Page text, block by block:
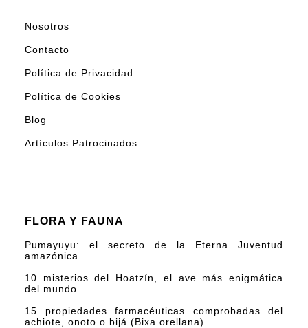
Nosotros
Contacto
Política de Privacidad
Política de Cookies
Blog
Artículos Patrocinados
FLORA Y FAUNA
Pumayuyu: el secreto de la Eterna Juventud
amazónica
10 misterios del Hoatzín, el ave más enigmática
del mundo
15 propiedades farmacéuticas comprobadas del
achiote, onoto o bijá (Bixa orellana)